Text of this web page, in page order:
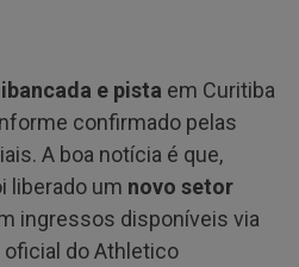
e pista em Curitiba
confirmado pelas
A boa notícia é que,
liberado um novo setor
ingressos disponíveis via
oficial do Athletico